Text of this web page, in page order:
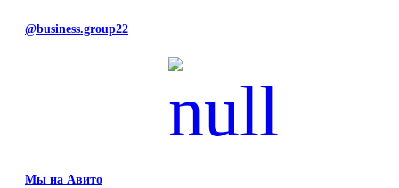
@business.group22
Мы на Авито